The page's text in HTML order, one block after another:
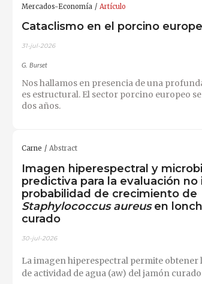
Mercados-Economía Artículo
Cataclismo en el porcino
31-jul-2026
G. Burset
Nos hallamos en presencia de una
es estructural. El sector porcino europeo
dos años.
Carne Abstract
Imagen hiperespectral y
predictiva para la evaluación no
probabilidad de crecimiento de
Staphylococcus aureusen
curado
30-jul-2026
La imagen hiperespectral permite obtener
de actividad de agua (aw) del jamón